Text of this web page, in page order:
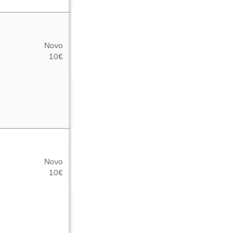
Novo
10€
Novo
10€